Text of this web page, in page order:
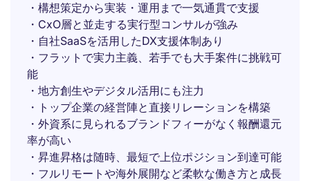
・構想策定から実装・運用まで一気通貫で支援
・CxO層と並走する実行型コンサルが強み
・自社SaaSを活用したDX支援体制あり
・フラットで実力主義、若手でも大手案件に挑戦可
能
・地方創生やデジタル活用にも注力
・トップ企業の経営陣と直接リレーションを構築
・外資系に見られるブランドフィーがなく報酬還元
率が高い
・昇進昇格は随時、最短で上位ポジション到達可能
・フルリモートや海外展開など柔軟な働き方と成長